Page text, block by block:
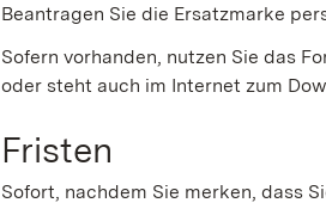
Beantragen Sie die Ersatzmarke
Sofern vorhanden, nutzen Sie das
oder steht auch im Internet zum
Fristen
Sofort, nachdem Sie merken, dass